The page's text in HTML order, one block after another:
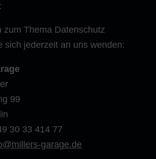
zum Thema Datenschutz
sich jederzeit an uns wenden:
99
30 33 414 77
garage.de